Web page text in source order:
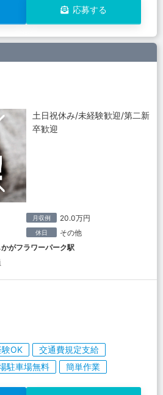
応募する
土日祝休み/未経験歓迎/第二新
卒歓迎
月収例 20.0万円
休日 その他
がフラワーパーク駅
OK
交通費規定支給
駐車場無料 簡単作業